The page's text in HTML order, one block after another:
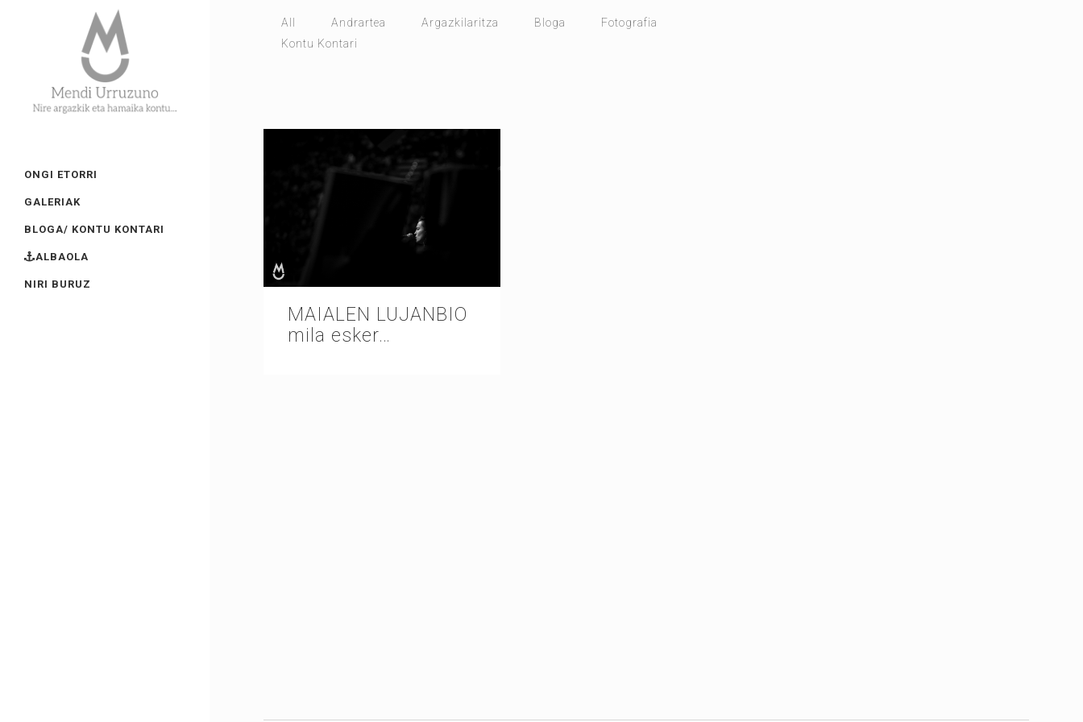
ONGI ETORRI
GALERIAK
BLOGA/ KONTU KONTARI
ALBAOLA
NIRI BURUZ
All Andrartea Argazkilaritza Bloga
Fotografia
Kontu Kontari
MAIALEN LUJANBIO
mila esker…